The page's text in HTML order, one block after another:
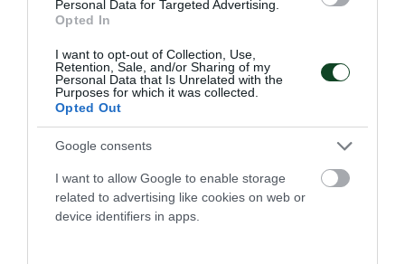
Personal Data for Targeted Advertising.
Opted In
I want to opt-out of Collection, Use,
Retention, Sale, and/or Sharing of my
Personal Data that Is Unrelated with the
Purposes for which it was collected.
Opted Out
Google consents
I want to allow Google to enable storage
related to advertising like cookies on web or
device identifiers in apps.
07.08.2026 ΠΟΔΟΣΦΑΙΡΟ ΓΥΝΑΙΚΩΝ